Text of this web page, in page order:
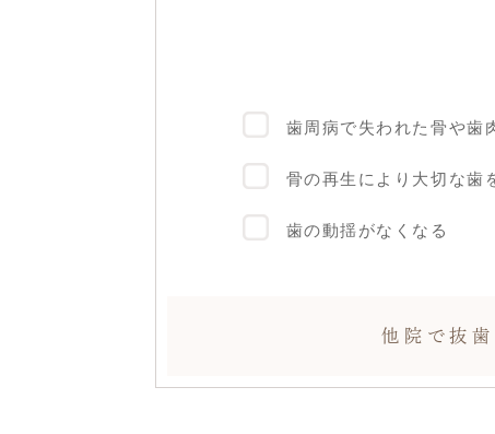
歯周病で失われた骨や歯
骨の再生により大切な歯
歯の動揺がなくなる
他院で抜